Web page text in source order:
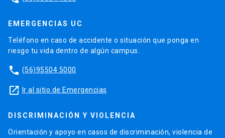
EMERGENCIAS UC
Teléfono en caso de accidente o situación que ponga en
riesgo tu vida dentro de algún campus.
phone (56)95504 5000
launch Ir al sitio de Emergencias
DISCRIMINACIÓN Y VIOLENCIA
Orientación y apoyo en casos de discriminación, violencia de